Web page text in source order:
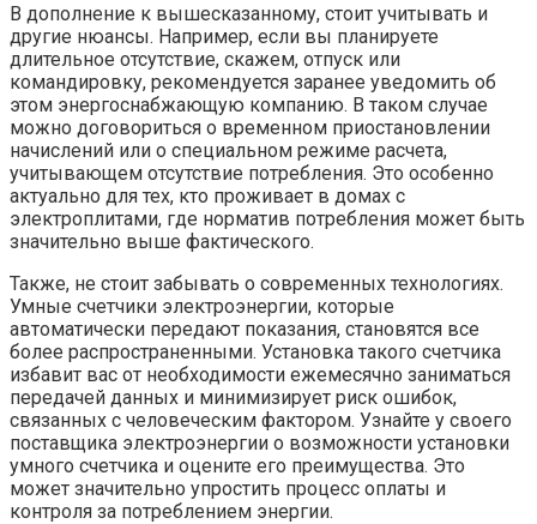
В дополнение к вышесказанному, стоит учитывать и
другие нюансы. Например, если вы планируете
длительное отсутствие, скажем, отпуск или
командировку, рекомендуется заранее уведомить об
этом энергоснабжающую компанию. В таком случае
можно договориться о временном приостановлении
начислений или о специальном режиме расчета,
учитывающем отсутствие потребления. Это особенно
актуально для тех, кто проживает в домах с
электроплитами, где норматив потребления может быть
значительно выше фактического.
Также, не стоит забывать о современных технологиях.
Умные счетчики электроэнергии, которые
автоматически передают показания, становятся все
более распространенными. Установка такого счетчика
избавит вас от необходимости ежемесячно заниматься
передачей данных и минимизирует риск ошибок,
связанных с человеческим фактором. Узнайте у своего
поставщика электроэнергии о возможности установки
умного счетчика и оцените его преимущества. Это
может значительно упростить процесс оплаты и
контроля за потреблением энергии.